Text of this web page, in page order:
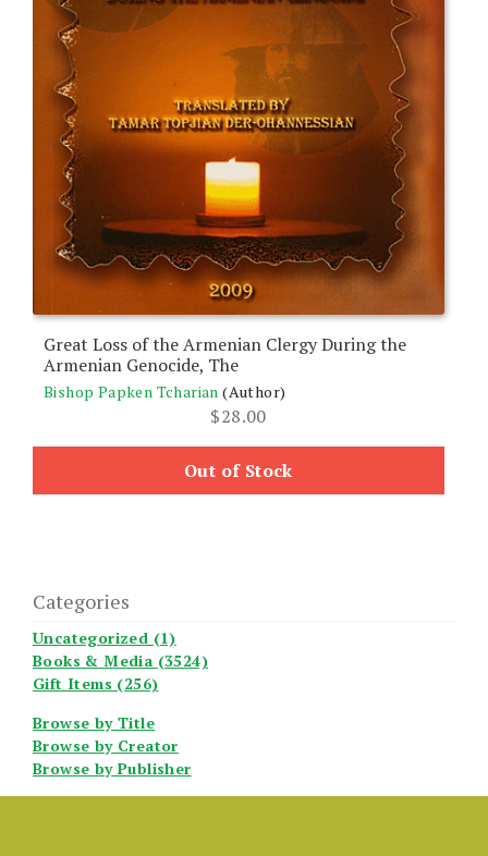
Great Loss of the Armenian Clergy During the
Armenian Genocide, The
Bishop Papken Tcharian (Author)
$28.00
Out of Stock
Categories
Uncategorized (1)
Books & Media (3524)
Gift Items (256)
Browse by Title
Browse by Creator
Browse by Publisher